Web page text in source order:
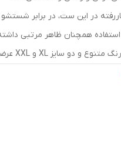
در این ست، در برابر
استفاده همچنان ظاهر مرتبی